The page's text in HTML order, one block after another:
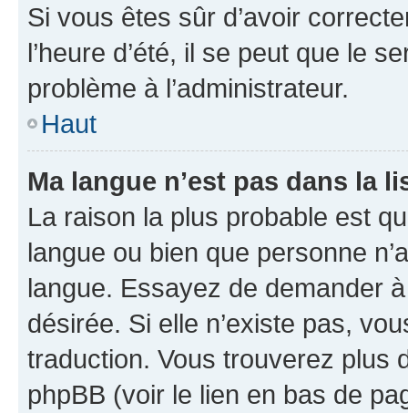
Si vous êtes sûr d’avoir
l’heure d’été, il se peut que le
problème à l’administrateur.
Haut
Ma langue n’est pas dans la
La raison la plus probable est
langue ou bien que personne
langue. Essayez de demander
désirée. Si elle n’existe pas,
traduction. Vous trouverez plus
phpBB (voir le lien en bas de